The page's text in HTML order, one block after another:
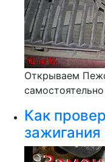
Открываем
Как